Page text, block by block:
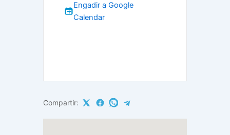
Engadir a Google
Calendar
Compartir: